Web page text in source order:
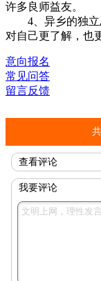
许多良师益友。
4、异乡的独立
对自己更了解，也
意向报名
常见问答
留言反馈
查看评论
我要评论